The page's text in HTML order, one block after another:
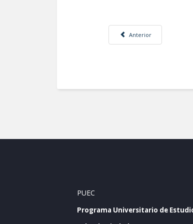
Artículo anterior:
Anterior
PUEC
Programa Universitario de